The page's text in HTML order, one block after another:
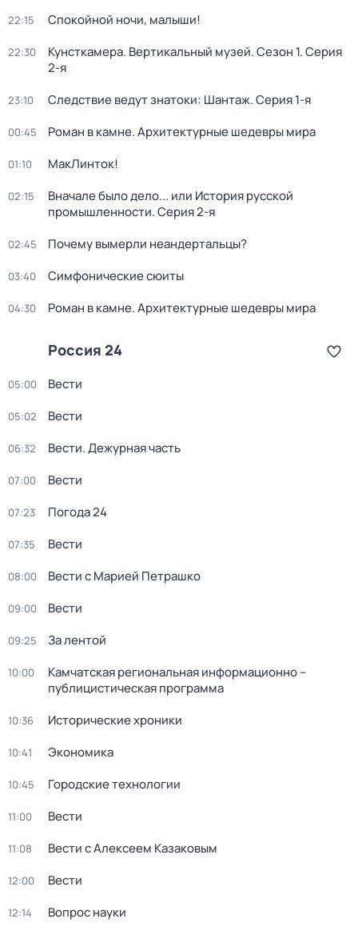
22:15 Спокойной ночи, малыши!
22:30 Кунсткамера. Вертикальный музей. Сезон 1. Серия
2-я
23:10 Следствие ведут знатоки: Шантаж. Серия 1-я
00:45 Роман в камне. Архитектурные шедевры мира
01:10 МакЛинток!
02:15
Вначале было дело... или История русской
промышленности. Серия 2-я
02:45 Почему вымерли неандертальцы?
03:40 Симфонические сюиты
04:30 Роман в камне. Архитектурные шедевры мира
Россия 24
05:00 Вести
05:02 Вести
06:32 Вести. Дежурная часть
07:00 Вести
07:23 Погода 24
07:35 Вести
08:00 Вести с Марией Петрашко
09:00 Вести
09:25 За лентой
10:00
Камчатская региональная информационно –
публицистическая программа
10:36 Исторические хроники
10:41 Экономика
10:45 Городские технологии
11:00 Вести
11:08 Вести с Алексеем Казаковым
12:00 Вести
12:14 Вопрос науки